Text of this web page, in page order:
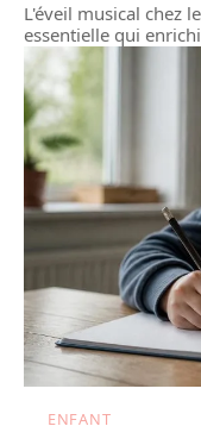
L'éveil musical chez
essentielle qui
ENFANT